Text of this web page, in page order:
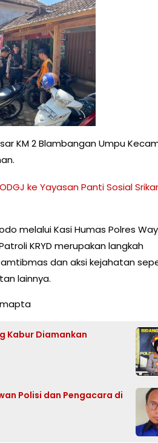
KM 2 Blambangan Umpu
ke Yayasan Panti Sosial
melalui Kasi Humas Polres
KRYD merupakan langkah
dan aksi kejahatan
lainnya.
Kabur Diamankan
Polisi dan Pengacara di